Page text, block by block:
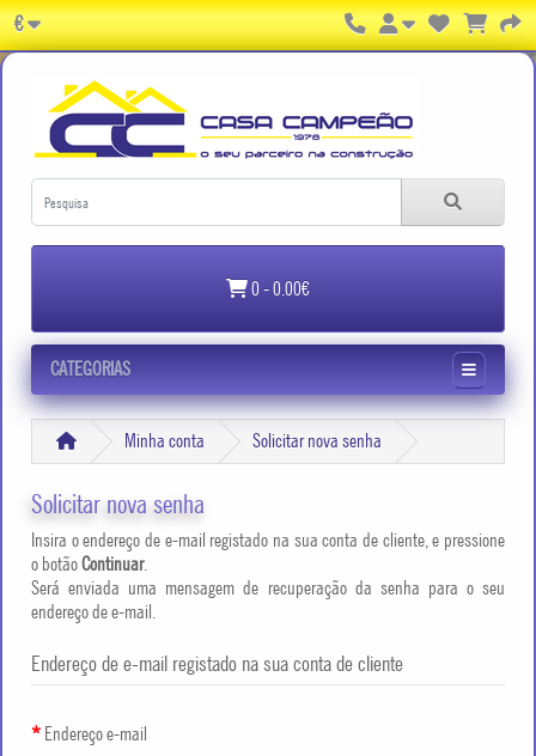
€
0 - 0.00€
CATEGORIAS
Minha conta Solicitar nova senha
Solicitar nova senha
Insira o endereço de e-mail registado na sua conta de cliente, e pressione
o botãoContinuar.
Será enviada uma mensagem de recuperação da senha para o seu
endereço de e-mail.
Endereço de e-mail registado na sua conta de cliente
Endereço e-mail